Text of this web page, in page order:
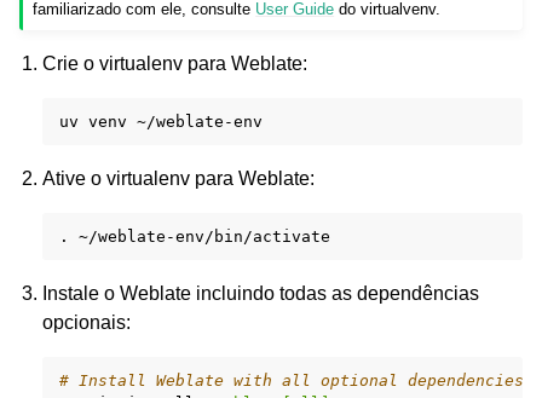
familiarizado com ele, consulte User Guide do virtualvenv.
Crie o virtualenv para Weblate:
uv venv
Ative o virtualenv para Weblate:
.
Instale o Weblate incluindo todas as dependências
opcionais:
# Install Weblate with all optional dependencies